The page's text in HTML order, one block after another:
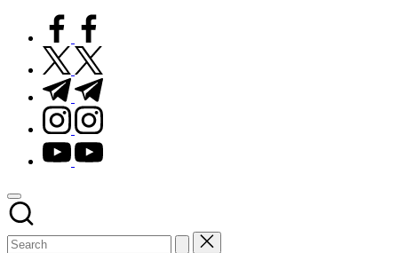
facebook.com
twitter.com
t.me
instagram.com
youtube.com